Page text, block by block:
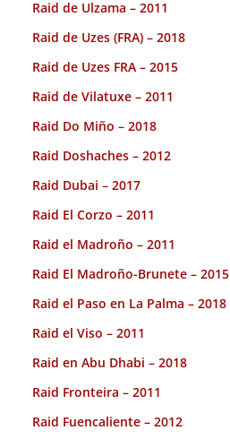
Raid de Ulzama – 2011
Raid de Uzes (FRA) – 2018
Raid de Uzes FRA – 2015
Raid de Vilatuxe – 2011
Raid Do Miño – 2018
Raid Doshaches – 2012
Raid Dubai – 2017
Raid El Corzo – 2011
Raid el Madroño – 2011
Raid El Madroño-Brunete – 2015
Raid el Paso en La Palma – 2018
Raid el Viso – 2011
Raid en Abu Dhabi – 2018
Raid Fronteira – 2011
Raid Fuencaliente – 2012